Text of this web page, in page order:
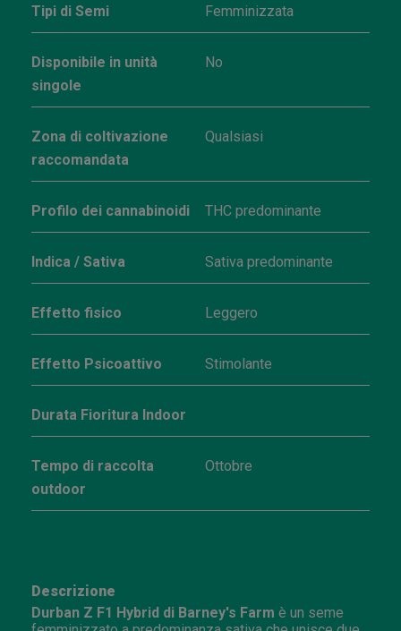
Tipi di Semi Femminizzata
Disponibile in unità
singole
No
Zona di coltivazione
raccomandata
Qualsiasi
Profilo dei cannabinoidi THC predominante
Indica / Sativa Sativa predominante
Effetto fisico Leggero
Effetto Psicoattivo Stimolante
Durata Fioritura Indoor
Tempo di raccolta
outdoor
Ottobre
Descrizione
Durban Z F1 Hybrid di Barney's Farm è un seme